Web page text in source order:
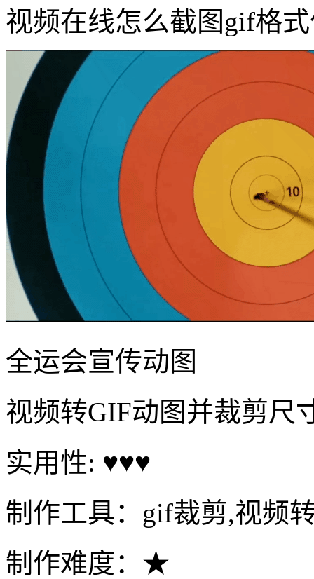
视频在线怎么截图gif格
全运会宣传动图
视频转GIF动图并裁剪尺
实用性: ♥♥♥
制作工具：gif裁剪,视频
制作难度：★